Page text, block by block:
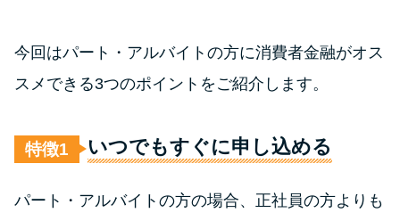
今月の家賃払えない…2ヵ月目に
処法3つ
家賃払えないが強制退去は避け
たい…市役所に相談より賢い方
今回はパート・アルバイトの方に消費者金融がオス
スメできる3つのポイントをご紹介します。
特徴 いつでもすぐに申し込める
パート・アルバイトの方の場合、正社員の方よりも